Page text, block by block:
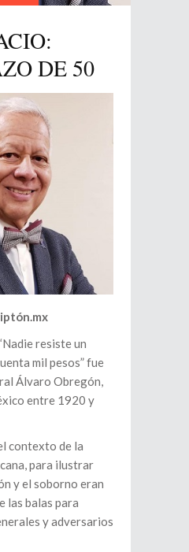
DE 50
resiste un
mil pesos” fue
Álvaro Obregón,
entre 1920 y
contexto de la
para ilustrar
y el soborno eran
las balas para
y adversarios